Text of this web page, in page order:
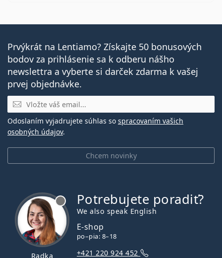
Prvýkrát na Lentiamo? Získajte 50 bonusových
bodov za prihlásenie sa k odberu nášho
newslettra a vyberte si darček zdarma k vašej
prvej objednávke.
E-mail
Chcem novinky
Odoslaním vyjadrujete súhlas so spracovaním vašich
osobných údajov.
Radka
Potrebujete poradiť?
We also speak English
E-shop
po–pia: 8–18
+421 220 924 452